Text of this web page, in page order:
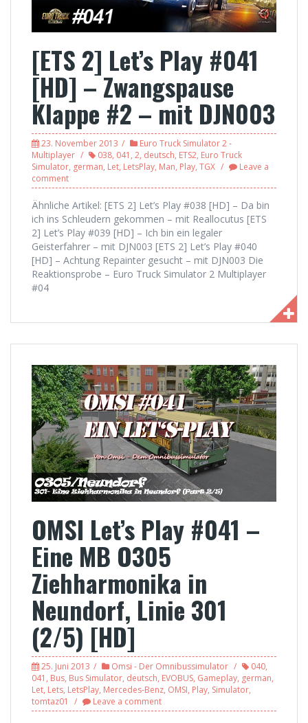
[ETS 2] Let’s Play #041
[HD] – Zwangspause
Klappe #2 – mit DJN003
23. November 2013
Euro Truck Simulator 2 -
Multiplayer
038, 041 , 2, deutsch, ETS2, Euro Truck
Simulator, german, Let, LetsPlay, Man, Play, TGX
Leave a
comment
Ähnliche Artikel: [ETS 2] Let’s Play #038 [HD] – Da bin
ich ins Schleudern gekommen – mit Reallocutus [ETS
2] Let’s Play #039 [HD] – Ich bin ein legaler
Geisterfahrer – mit DJN003 [ETS 2] Let’s Play #040
[HD] – Achtung Repainter gesucht – mit DJN003 Die
Reaktionsprobe – Euro Truck Simulator 2 Multiplayer
#04
OMSI Let’s Play #041 –
Eine MB O305
Ziehharmonika in
Neundorf, Linie 301
(2/5) [HD]
25. Juni 2013 Omsi - Der Omnibussimulator 040,
041, Bus, Bus Simulator, deutsch, EVOBUS, Gameplay, german,
Let, Lets, LetsPlay, Mercedes-Benz, OMSI, Play, Simulator,
tomtaz01
Leave a comment